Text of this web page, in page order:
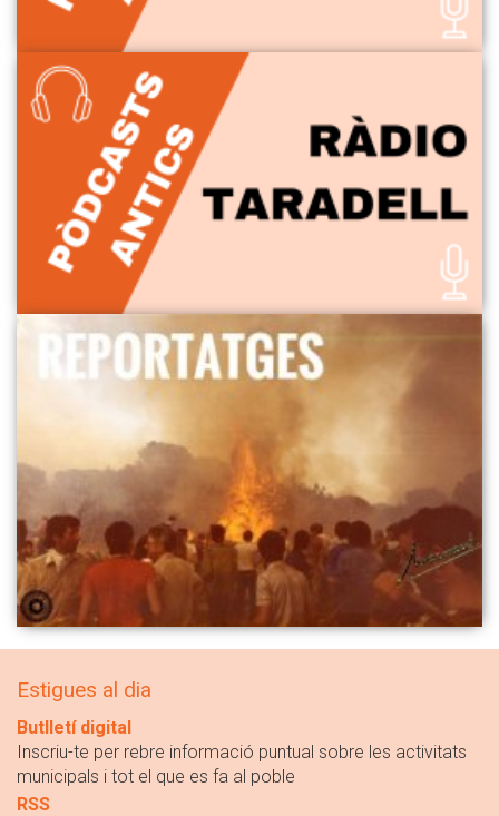
Estigues al dia
Butlletí digital
Inscriu-te per rebre informació puntual sobre les activitats
municipals i tot el que es fa al poble
RSS